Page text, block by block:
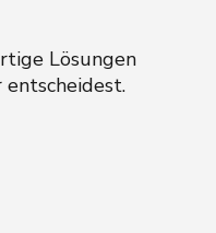
Lösungen
entscheidest.